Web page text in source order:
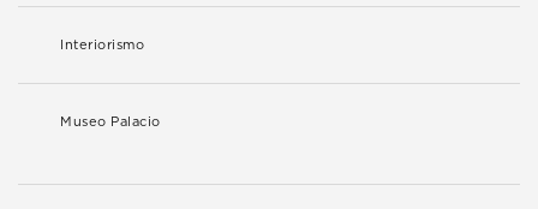
Interiorismo
Museo Palacio